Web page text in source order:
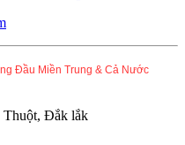
Đầu Miền Trung & Cả Nước
Thuột, Đắk lắk